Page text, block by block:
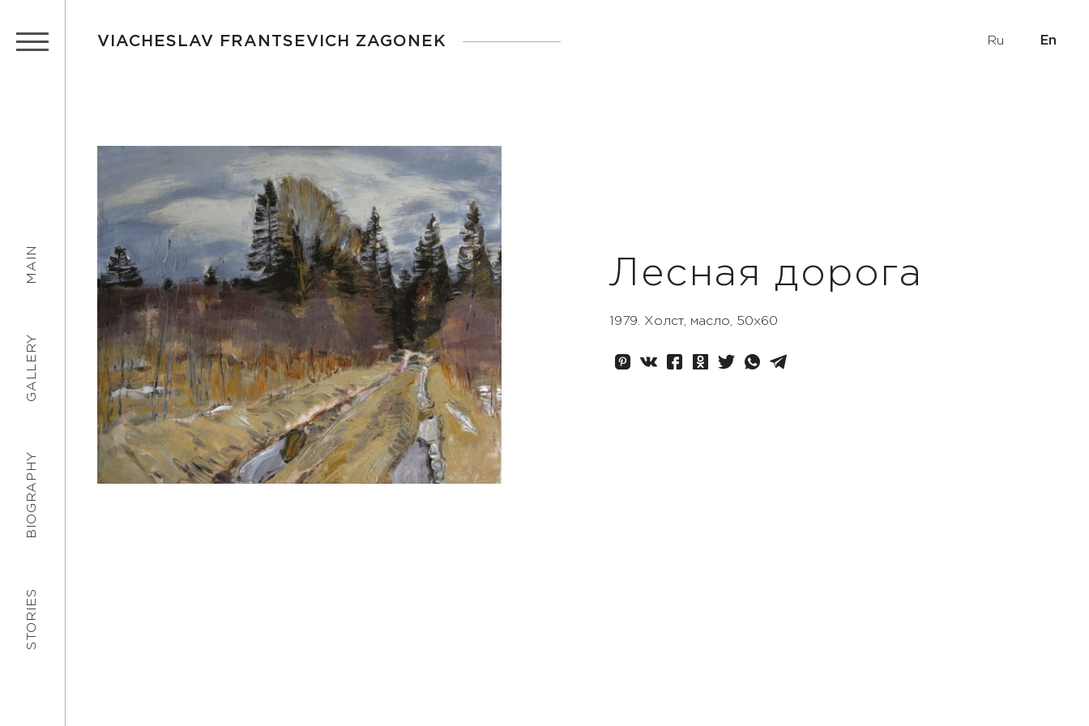
STORIES
BIOGRAPHY
GALLERY
MAIN
VIACHESLAV FRANTSEVICH ZAGONEK Ru En
Лесная дорога
1979. Холст, масло, 50x60